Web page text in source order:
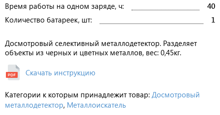
Время работы на одном заряде, ч:
40
Количество батареек, шт:
1
Досмотровый селективный металлодетектор. Разделяет
объекты из черных и цветных металлов, вес: 0,45кг.
Скачать инструкцию
Категории к которым принадлежит товар: Досмотровый
металлодетектор, Металлоискатель